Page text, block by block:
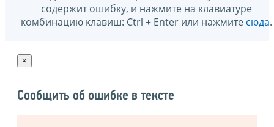
содержит ошибку, и нажмите на клавиатуре
комбинацию клавиш: Ctrl + Enter или нажмите сюда.
×
Сообщить об ошибке в тексте